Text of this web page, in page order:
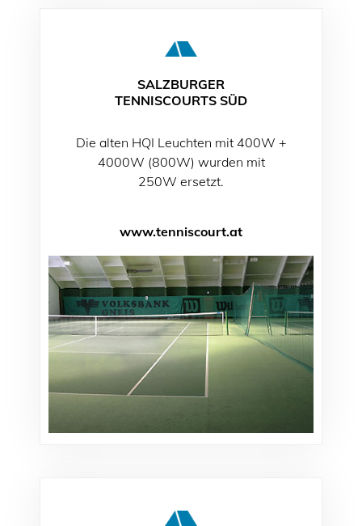
SALZBURGER
TENNISCOURTS SÜD
Die alten HQI Leuchten mit 400W +
4000W (800W) wurden mit
250W ersetzt.
www.tenniscourt.at